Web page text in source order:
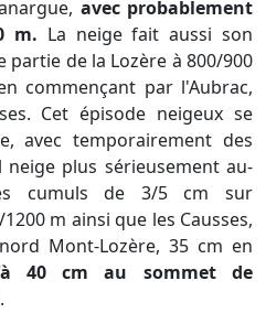
avec probablement
m. La neige fait aussi son
de la Lozère à 800/900
commençant par l'Aubrac,
Cet épisode neigeux se
avec temporairement des
plus sérieusement au-
cumuls de 3/5 cm sur
m ainsi que les Causses,
Mont-Lozère, 35 cm en
40 cm au sommet de
.